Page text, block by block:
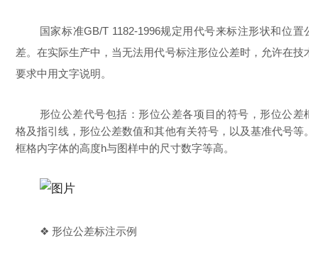
国家标准GB/T 1182-1996规定用代号来标注形状和位置公
差。在实际生产中，当无法用代号标注形位公差时，允许在技术
要求中用文字说明。
形位公差代号包括：形位公差各项目的符号，形位公差框
格及指引线，形位公差数值和其他有关符号，以及基准代号等。
框格内字体的高度h与图样中的尺寸数字等高。
❖ 形位公差标注示例